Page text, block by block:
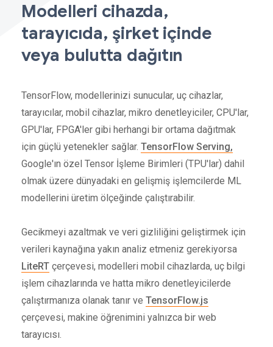
Modelleri cihazda,
tarayıcıda, şirket içinde
veya bulutta dağıtın
TensorFlow, modellerinizi sunucular, uç cihazlar,
tarayıcılar, mobil cihazlar, mikro denetleyiciler, CPU'lar,
GPU'lar, FPGA'ler gibi herhangi bir ortama dağıtmak
için güçlü yetenekler sağlar. TensorFlow Serving,
Google'ın özel Tensor İşleme Birimleri (TPU'lar) dahil
olmak üzere dünyadaki en gelişmiş işlemcilerde ML
modellerini üretim ölçeğinde çalıştırabilir.
Gecikmeyi azaltmak ve veri gizliliğini geliştirmek için
verileri kaynağına yakın analiz etmeniz gerekiyorsa
LiteRT çerçevesi, modelleri mobil cihazlarda, uç bilgi
işlem cihazlarında ve hatta mikro denetleyicilerde
çalıştırmanıza olanak tanır ve TensorFlow.js
çerçevesi, makine öğrenimini yalnızca bir web
tarayıcısı.